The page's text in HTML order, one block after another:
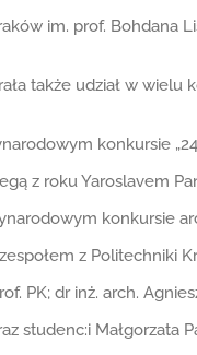
im. prof. Bohdana
także udział w wielu
konkursie
z roku Yaroslavem
konkursie
z Politechniki
PK; dr inż. arch.
studenc:i Małgorzata